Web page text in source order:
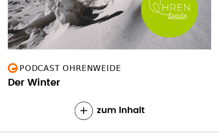
PODCAST OHRENWEIDE
Der Winter
zum Inhalt